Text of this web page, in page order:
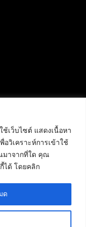
ช้เว็บไซต์ แสดงเนื้อหา
วิเคราะห์การเข้าใช้
มาจากที่ใด คุณ
ได้ โดยคลิก
ด
94 ถนน
เวศ
,